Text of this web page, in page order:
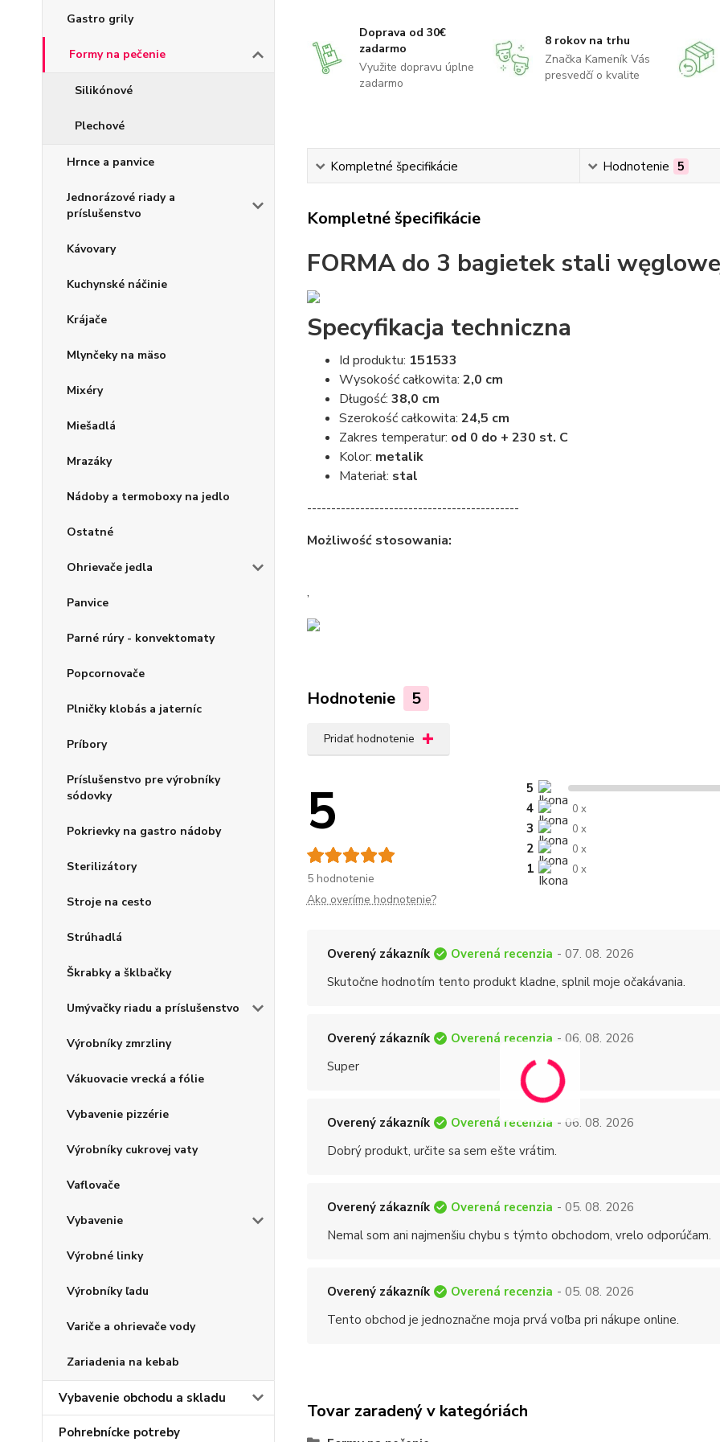
Gastro grily
Formy na pečenie
Silikónové
Plechové
Hrnce a panvice
Jednorázové riady a
príslušenstvo
Kávovary
Kuchynské náčinie
Krájače
Mlynčeky na mäso
Mixéry
Miešadlá
Mrazáky
Nádoby a termoboxy na jedlo
Ostatné
Ohrievače jedla
Panvice
Parné rúry - konvektomaty
Popcornovače
Plničky klobás a jaterníc
Príbory
Príslušenstvo pre výrobníky
sódovky
Pokrievky na gastro nádoby
Sterilizátory
Stroje na cesto
Strúhadlá
Škrabky a šklbačky
Umývačky riadu a príslušenstvo
Výrobníky zmrzliny
Vákuovacie vrecká a fólie
Vybavenie pizzérie
Výrobníky cukrovej vaty
Vaflovače
Vybavenie
Výrobné linky
Výrobníky ľadu
Variče a ohrievače vody
Zariadenia na kebab
Vybavenie obchodu a skladu
Pohrebnícke potreby
Doprava od 30€
zadarmo
Využite dopravu úplne
zadarmo
8 rokov na trhu
Značka Kameník Vás
presvedčí o kvalite
Kompletné špecifikácie Hodnotenie 5
Kompletné špecifikácie
FORMA do 3 bagietek stali
Specyfikacja techniczna
Id produktu: 151533
Wysokość całkowita: 2,0 cm
Długość: 38,0 cm
Szerokość całkowita: 24,5 cm
Zakres temperatur: od 0 do + 230 st. C
Kolor: metalik
Materiał: stal
--------------------------------------------
Możliwość stosowania:
,
Hodnotenie 5
Pridať hodnotenie
5
5 hodnotenie
5
4
0 x
3 0 x
2 0 x
1 0 x
Ako overíme hodnotenie?
Overený zákazník Overená recenzia - 07. 08. 2026
Skutočne hodnotím tento produkt kladne, splnil moje očakávania.
Overený zákazník Overená recenzia - 06. 08. 2026
Super
Overený zákazník Overená recenzia - 06. 08. 2026
Dobrý produkt, určite sa sem ešte vrátim.
Overený zákazník Overená recenzia - 05. 08. 2026
Nemal som ani najmenšiu chybu s týmto obchodom, vrelo odporúčam.
Overený zákazník Overená recenzia - 05. 08. 2026
Tento obchod je jednoznačne moja prvá voľba pri nákupe online.
Tovar zaradený v kategóriách